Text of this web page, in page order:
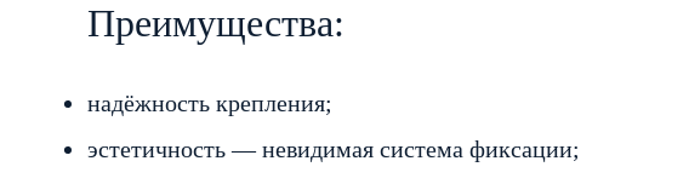
Преимущества:
надёжность крепления;
эстетичность — невидимая система фиксации;